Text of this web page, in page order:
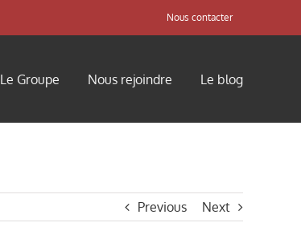
Nous contacter
Le Groupe Nous rejoindre Le blog
Previous Next